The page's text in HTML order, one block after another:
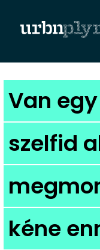
Van
szelfid
kéne